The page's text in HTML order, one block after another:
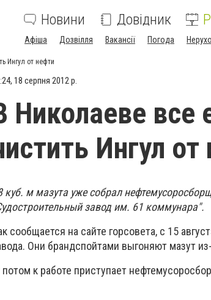
Новини Довідник
Афіша Дозвілля Вакансії Погода
Ингул от нефти
18 серпня 2012 р.
Николаеве
Ингул от
куб. м мазута уже собрал
завод им. 61 коммунара".
сообщается на сайте горсовета, с 15
Они брандспойтами выгоняют мазут
к работе приступает